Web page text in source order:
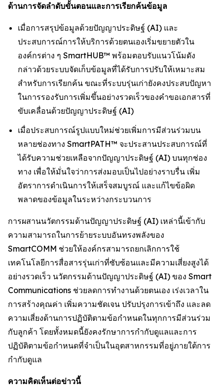
ด้านการจัดลำดับขั้นตอนและการเรียกค้นข้อมูล
เมื่อการสรุปข้อมูลด้วยปัญญาประดิษฐ์ (AI) และ
ประสบการณ์การให้บริการด้วยตนเองเริ่มขยายตัวใน
องค์กรต่าง ๆ SmartHUB™ พร้อมตอบรับแนวโน้มดัง
กล่าวด้วยระบบจัดเก็บข้อมูลที่ได้รับการปรับให้เหมาะสม
สำหรับการเรียกค้น ขณะที่ระบบรุ่นเก่ายังคงประสบปัญหา
ในการรองรับการเพิ่มขึ้นอย่างรวดเร็วของคำขอเอกสารที่
ขับเคลื่อนด้วยปัญญาประดิษฐ์ (AI)
เมื่อประสบการณ์รูปแบบใหม่ช่วยเพิ่มการมีส่วนร่วมบน
หลายช่องทาง SmartPATH™ จะประสานประสบการณ์ที่
ได้รับความช่วยเหลือจากปัญญาประดิษฐ์ (AI) บนทุกช่อง
ทาง เพื่อให้มั่นใจว่าการส่งมอบเป็นไปอย่างราบรื่น เพิ่ม
อัตราการดำเนินการให้เสร็จสมบูรณ์ และแก้ไขข้อผิด
พลาดของข้อมูลในระหว่างกระบวนการ
การผสานนวัตกรรมด้านปัญญาประดิษฐ์ (AI) เหล่านี้เข้ากับ
ความสามารถในการย้ายระบบอันทรงพลังของ
SmartCOMM ช่วยให้องค์กรสามารถยกเลิกการใช้
เทคโนโลยีการสื่อสารรุ่นเก่าที่ซับซ้อนและมีความเสี่ยงสูงได้
อย่างรวดเร็ว นวัตกรรมด้านปัญญาประดิษฐ์ (AI) ของ Smart
Communications ช่วยลดการทำงานด้วยตนเอง เร่งเวลาใน
การสร้างคุณค่า เพิ่มความชัดเจน ปรับปรุงการเข้าถึง และลด
ความเสี่ยงด้านการปฏิบัติตามข้อกำหนดในทุกการมีส่วนร่วม
กับลูกค้า โดยทั้งหมดนี้ยังคงรักษาการกำกับดูแลและการ
ปฏิบัติตามข้อกำหนดที่จำเป็นในอุตสาหกรรมที่อยู่ภายใต้การ
กำกับดูแล
ความคิดเห็นต่อข่าวนี้